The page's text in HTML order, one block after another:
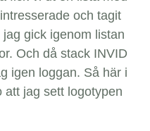
och tagit
gick igenom listan
Och då stack INVID
igen loggan. Så här i
att jag sett logotypen